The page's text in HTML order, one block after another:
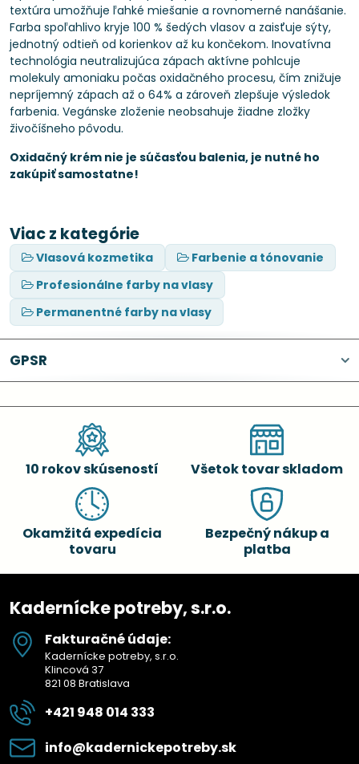
textúra umožňuje ľahké miešanie a rovnomerné nanášanie.
Farba spoľahlivo kryje 100 % šedých vlasov a zaisťuje sýty,
jednotný odtieň od korienkov až ku končekom. Inovatívna
technológia neutralizujúca zápach aktívne pohlcuje
molekuly amoniaku počas oxidačného procesu, čím znižuje
nepríjemný zápach až o 64% a zároveň zlepšuje výsledok
farbenia. Vegánske zloženie neobsahuje žiadne zložky
živočíšneho pôvodu.
Oxidačný krém nie je súčasťou balenia, je nutné ho
zakúpiť samostatne!
Viac z kategórie
Vlasová kozmetika
Farbenie a tónovanie
Profesionálne farby na vlasy
Permanentné farby na vlasy
GPSR
10 rokov skúseností Všetok tovar skladom
Okamžitá expedícia
tovaru
Bezpečný nákup a
platba
Kadernícke potreby, s.r.o.
Fakturačné údaje:
Kadernícke potreby, s.r.o.
Klincová 37
821 08 Bratislava
+421 948 014 333
info​@kadernickepotreby​.sk